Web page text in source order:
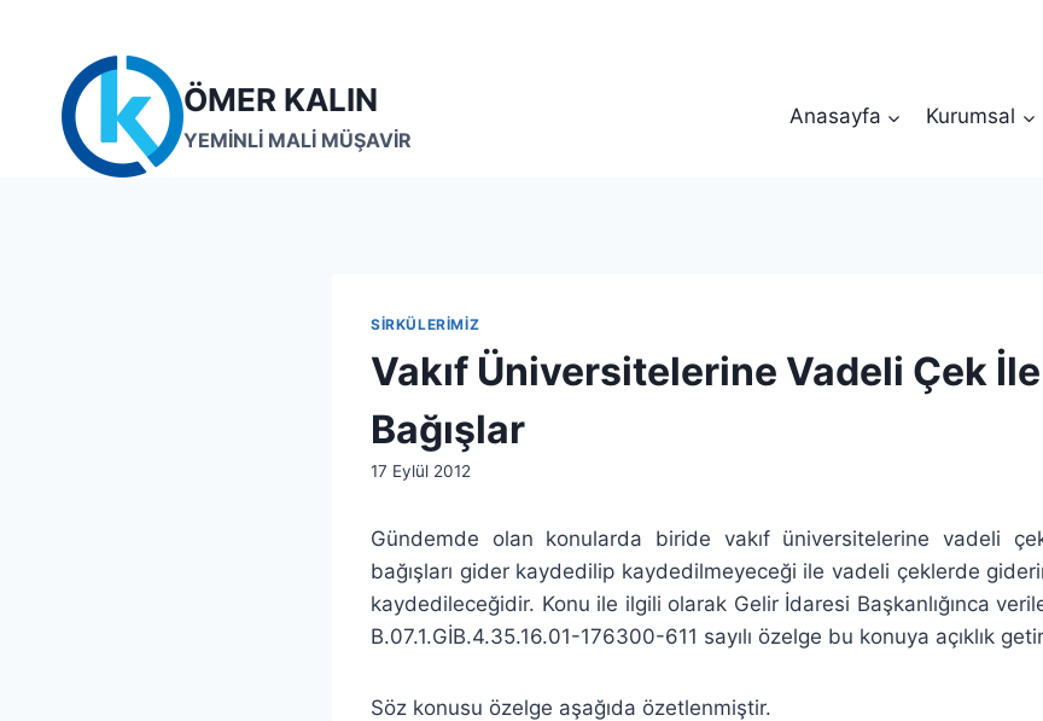
content
ÖMER KALIN
YEMİNLİ MALİ MÜŞAVİR
Anasayfa Kurumsal
SIRKÜLERIMIZ
Vakıf Üniversitelerine Vadeli Çek İle
Bağışlar
By
17 Eylül 2012
Gündemde olan konularda biride vakıf üniversitelerine vadeli çek
bağışları gider kaydedilip kaydedilmeyeceği ile vadeli çeklerde
kaydedileceğidir. Konu ile ilgili olarak Gelir İdaresi Başkanlığınca
B.07.1.GİB.4.35.16.01-176300-611 sayılı özelge bu konuya açıklık
Söz konusu özelge aşağıda özetlenmiştir.